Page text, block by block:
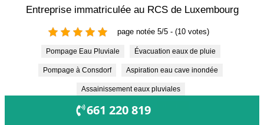
Entreprise immatriculée au RCS de Luxembourg
page notée 5/5 - (10 votes)
Pompage Eau Pluviale Évacuation eaux de pluie
Pompage à Consdorf Aspiration eau cave inondée
Assainissement eaux pluviales
661 220 819